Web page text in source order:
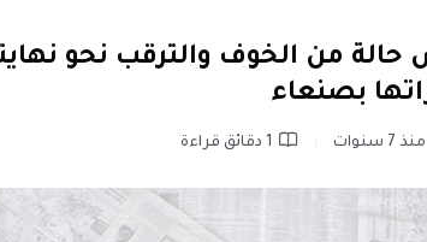
من الخوف والترقب نحو
بصنعاء
منذ 7 سنوات 1 دقائق قراءة